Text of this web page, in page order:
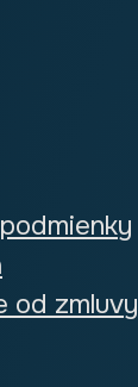
od zmluvy